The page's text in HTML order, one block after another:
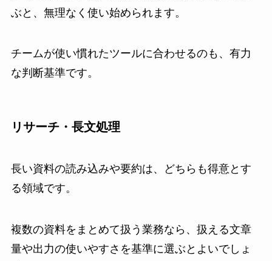
ぶと、無理なく使い始められます。
チームが使い慣れたツールに合わせるのも、有力
な判断基準です。
リサーチ・長文処理
長い資料の読み込みや要約は、どちらも得意とす
る領域です。
複数の資料をまとめて扱う業務なら、扱える文章
量や出力の使いやすさを基準に選ぶとよいでしょ